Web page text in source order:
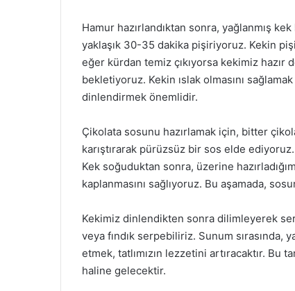
Hamur hazırlandıktan sonra, yağlanmış kek
yaklaşık 30-35 dakika pişiriyoruz. Kekin
eğer kürdan temiz çıkıyorsa kekimiz hazır
bekletiyoruz. Kekin ıslak olmasını
dinlendirmek önemlidir.
Çikolata sosunu hazırlamak için, bitter
karıştırarak pürüzsüz bir sos elde
Kek soğuduktan sonra, üzerine
kaplanmasını sağlıyoruz. Bu aşamada,
Kekimiz dinlendikten sonra dilimleyerek
veya fındık serpebiliriz. Sunum sırasında,
etmek, tatlımızın lezzetini artıracaktır.
haline gelecektir.